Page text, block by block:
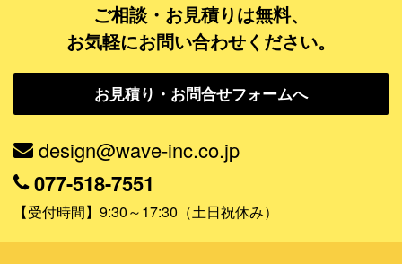
ジャンルで探す
販売・ショップ・サービス
観光・旅行会社・ホテル・旅館
学校・塾・習い事
コンサート・ライブ・演劇
美容室・サロン・クリニック
ご相談・お見積りは無料、
お気軽にお問い合わせください。
お見積り・お問合せフォームへ
design@wave-inc.co.jp
077-518-7551
【受付時間】9:30～17:30（土日祝休み）